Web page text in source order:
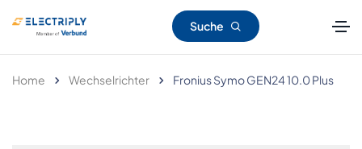
Suche
Home Wechselrichter Fronius Symo GEN24 10.0 Plus